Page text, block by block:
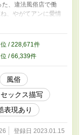
、違法風俗店で働
、やがてアンに愛情
のストレスを発散
い翔は、時折アンに
らアンと共に生きて
纏った翔のアンニ
され、翔を大切に思
ンです。
位 / 228,671件
位 / 66,339件
風俗
セックス描写
表現あり
登録日 2023.01.15